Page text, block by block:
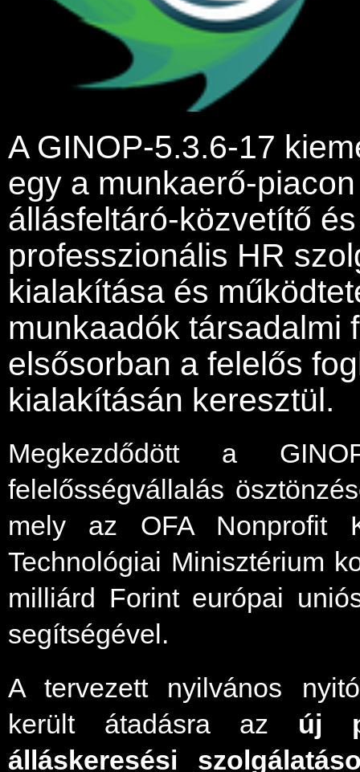
A GINOP-5.3.6-17
egy a munkaerő-
állásfeltáró-közvetítő
professzionális HR
kialakítása és
munkaadók társadalmi
elsősorban a felelős
kialakításán keresztül.
Megkezdődött a
felelősségvállalás
mely az OFA Nonprofit
Technológiai Minisztérium
milliárd Forint európai
segítségével.
A tervezett nyilvános
került átadásra az új
álláskeresési